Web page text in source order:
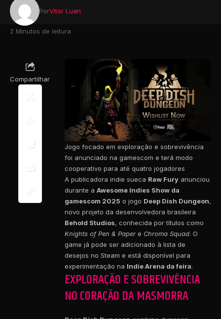
PorVitor Luan
2 Minutos de leitura
Compartilhar
Jogo focado em exploração e sobrevivência
foi anunciado na gamescom e terá modo
cooperativo para até quatro jogadores
A publicadora indie sueca Raw Fury anunciou
durante a Awesome Indies Show da
gamescom 2025 o jogo Deep Dish Dungeon,
novo projeto da desenvolvedora brasileira
Behold Studios, conhecida por títulos como
Knights of Pen & Paper e Chroma Squad. O
game já pode ser adicionado à lista de
desejos no Steam e está disponível para
experimentação na Indie Arena da feira.
EXPLORAÇÃO E SOBREVIVÊNCIA
NO CORAÇÃO DA MASMORRA